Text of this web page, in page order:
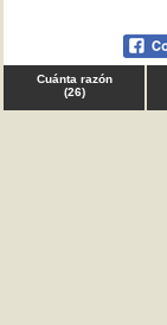
Cuánta razón
(26)